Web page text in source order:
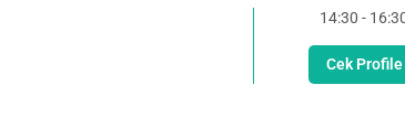
14:30 -
Cek Profile